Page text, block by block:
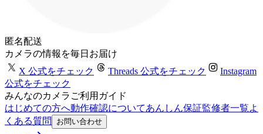
匿名配送
カメラの情報を毎日お届け
X 公式をチェック
Threads 公式をチェック
Instagram
公式をチェック
みんなのカメラご利用ガイド
はじめての方へ動作確認についてあんしん保証監修者一覧よ
くある質問
お問い合わせ